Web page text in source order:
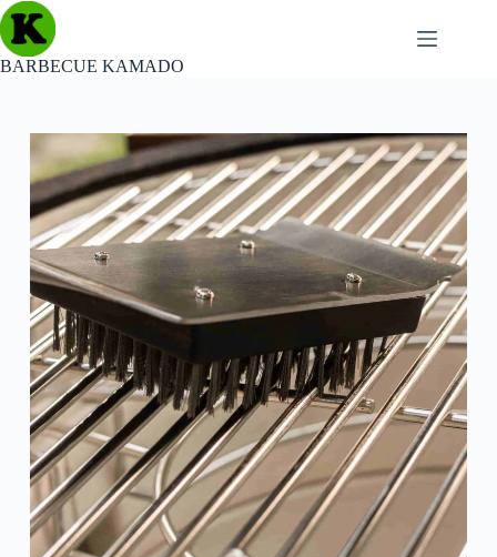
Passer
au
contenu
BARBECUE KAMADO